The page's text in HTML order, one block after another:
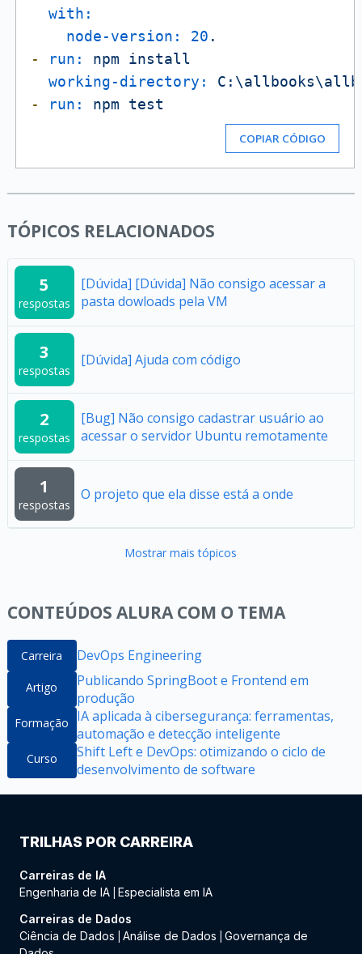
with:
node-version:
20 .
-
run: npm
install
working-directory:
-
run: npm test
COPIAR CÓDIGO
TÓPICOS RELACIONADOS
5
respostas
[Dúvida] [Dúvida] Não consigo acessar a
pasta dowloads pela VM
3
respostas
[Dúvida] Ajuda com código
2
respostas
[Bug] Não consigo cadastrar usuário ao
acessar o servidor Ubuntu remotamente
1
respostas
O projeto que ela disse está a onde
Mostrar mais tópicos
CONTEÚDOS ALURA COM O TEMA
Carreira DevOps Engineering
Artigo
Publicando SpringBoot e Frontend em
produção
Formação IA aplicada à cibersegurança: ferramentas,
automação e detecção inteligente
Curso
Shift Left e DevOps: otimizando o ciclo de
desenvolvimento de software
TRILHAS POR CARREIRA
Carreiras de IA
Engenharia de IA Especialista em IA
Carreiras de Dados
Ciência de Dados
Análise de Dados
Governança de